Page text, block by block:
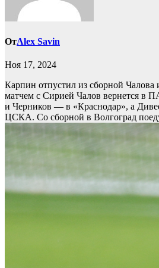
ОтAlex Savin
Ноя 17, 2024
Карпин отпустил из сборной Чалова
матчем с Сирией Чалов вернется в
и Черников — в «Краснодар», а
ЦСКА. Со сборной в Волгоград